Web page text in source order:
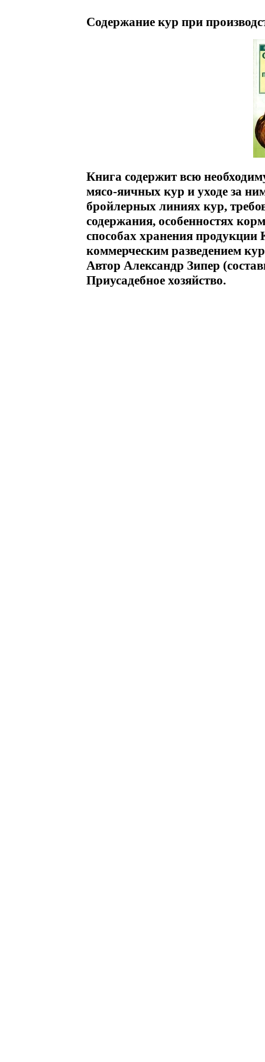
Содержание кур при
Книга содержит всю
мясо-яичных кур и уходе за
бройлерных линиях кур,
содержания, особенностях
способах хранения продукции
коммерческим разведением
Автор Александр Зипер
Приусадебное хозяйство.